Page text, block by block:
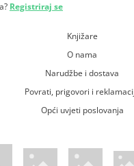
Registriraj se
Knjižare
O nama
Narudžbe i dostava
Povrati, prigovori i
Opći uvjeti poslovanja
stranica
Maestro web stranicaMastercard web